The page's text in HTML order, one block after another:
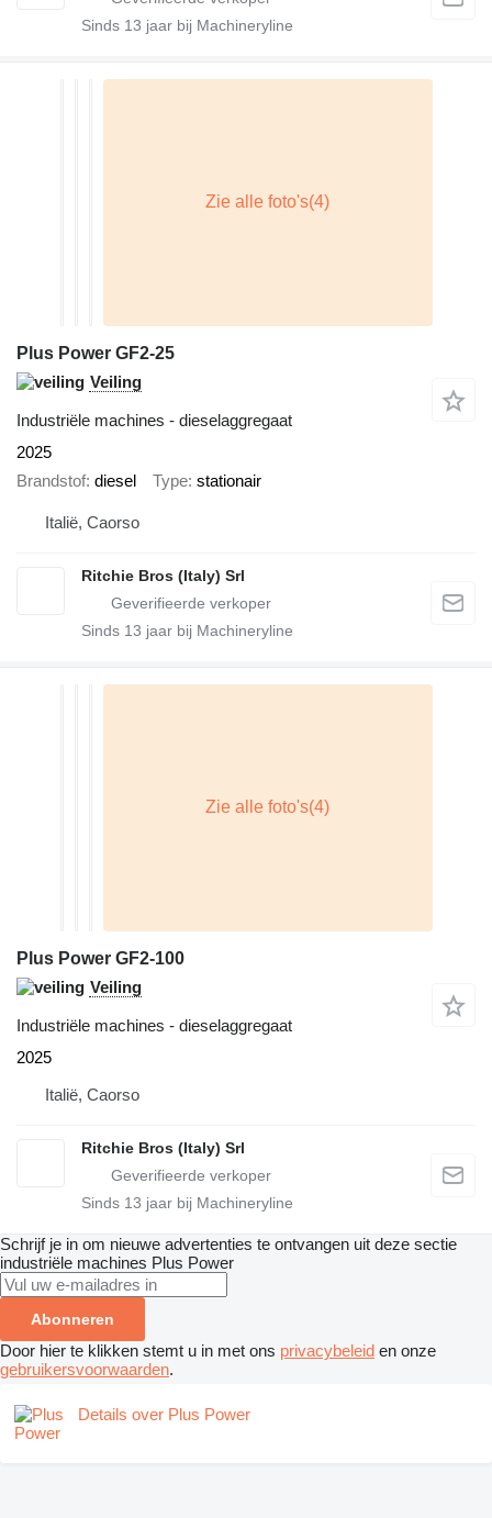
Sinds 13 jaar bij Machineryline
Plus Power GF2-25
Veiling
Industriële machines - dieselaggregaat
2025
Brandstof diesel Type stationair
Italië, Caorso
Ritchie Bros (Italy) Srl
Sinds 13 jaar bij Machineryline
Plus Power GF2-100
Veiling
Industriële machines - dieselaggregaat
2025
Italië, Caorso
Ritchie Bros (Italy) Srl
Sinds 13 jaar bij Machineryline
Schrijf je in om nieuwe advertenties te ontvangen uit deze sectie
industriële machines Plus Power
Abonneren
Door hier te klikken stemt u in met ons privacybeleid en onze
gebruikersvoorwaarden.
Details over Plus Power